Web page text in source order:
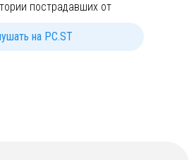
пострадавших от
на PC.ST